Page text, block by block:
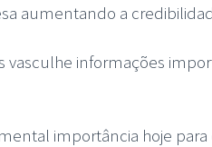
aumentando a
informações
importância hoje